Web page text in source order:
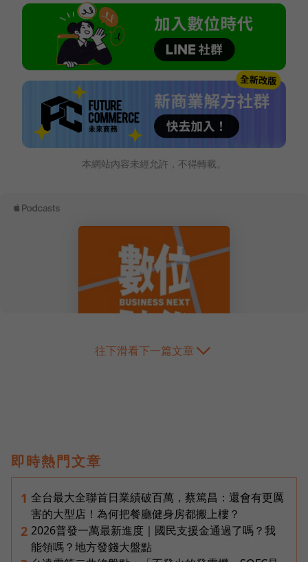
本網站內容未經允許，不得轉載。
往下滑看下一篇文章
即時熱門文章
1 全台最大全聯首日業績破百萬，蔡篤昌：還會有更厲
害的大型店！為何把餐廳健身房都搬上樓？
2 2026普發一萬最新進度｜國民支援金通過了嗎？我
能領嗎？地方發錢大盤點